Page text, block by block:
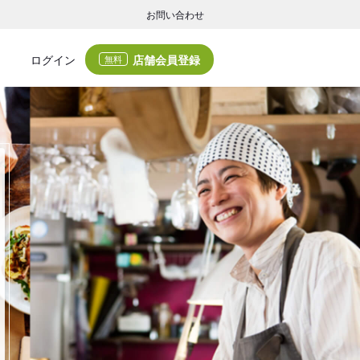
お問い合わせ
ログイン 無料 店舗会員登録
集客・業務支援
グの集客サービスと業務支援サービスで店舗経営の課題解決を支援します。